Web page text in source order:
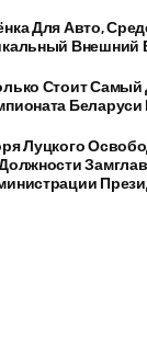
Для Авто,
Внешний
Стоит Самый
Луцкого